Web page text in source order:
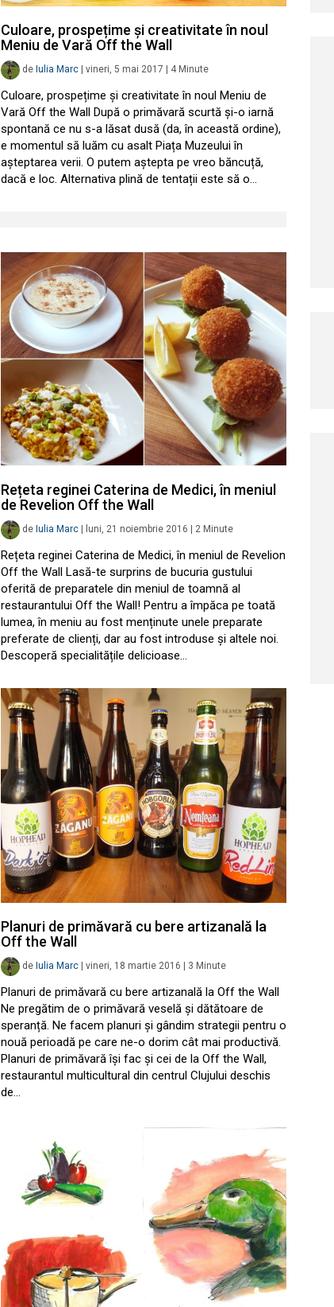
Culoare, prospețime și creativitate în noul
Meniu de Vară Off the Wall
de Iulia Marc vineri, 5 mai 2017 4 Minute
Culoare, prospețime și creativitate în noul Meniu de
Vară Off the Wall După o primăvară scurtă și-o iarnă
spontană ce nu s-a lăsat dusă (da, în această ordine),
e momentul să luăm cu asalt Piața Muzeului în
așteptarea verii. O putem aștepta pe vreo băncuță,
dacă e loc. Alternativa plină de tentații este să o…
Rețeta reginei Caterina de Medici, în meniul
de Revelion Off the Wall
de Iulia Marc luni, 21 noiembrie 2016 2 Minute
Rețeta reginei Caterina de Medici, în meniul de Revelion
Off the Wall Lasă-te surprins de bucuria gustului
oferită de preparatele din meniul de toamnă al
restaurantului Off the Wall! Pentru a împăca pe toată
lumea, în meniu au fost menținute unele preparate
preferate de clienți, dar au fost introduse și altele noi.
Descoperă specialitățile delicioase…
Planuri de primăvară cu bere artizanală la
Off the Wall
de Iulia Marc vineri, 18 martie 2016 3 Minute
Planuri de primăvară cu bere artizanală la Off the Wall
Ne pregătim de o primăvară veselă și dătătoare de
speranță. Ne facem planuri și gândim strategii pentru o
nouă perioadă pe care ne-o dorim cât mai productivă.
Planuri de primăvară își fac și cei de la Off the Wall,
restaurantul multicultural din centrul Clujului deschis
de…